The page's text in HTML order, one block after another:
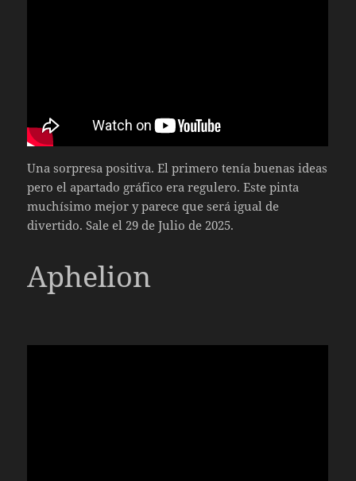
Una sorpresa positiva. El primero tenía buenas ideas
pero el apartado gráfico era regulero. Este pinta
muchísimo mejor y parece que será igual de
divertido. Sale el 29 de Julio de 2025.
Aphelion